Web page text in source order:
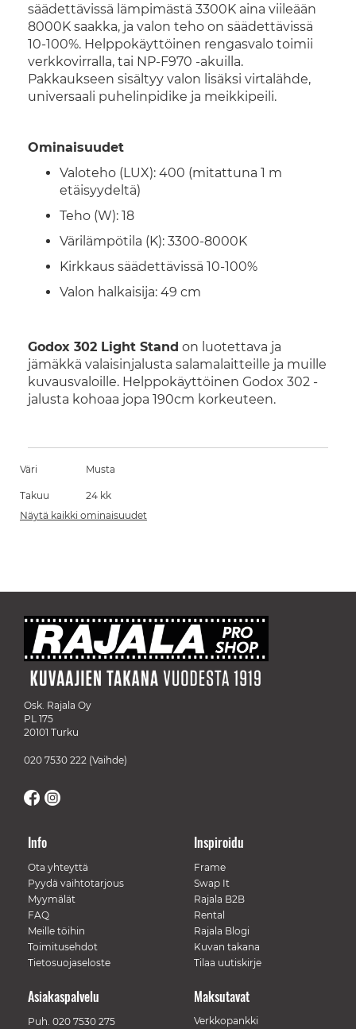
säädettävissä lämpimästä 3300K aina viileään
8000K saakka, ja valon teho on säädettävissä
10-100%. Helppokäyttöinen rengasvalo toimii
verkkovirralla, tai NP-F970 -akuilla.
Pakkaukseen sisältyy valon lisäksi virtalähde,
universaali puhelinpidike ja meikkipeili.
Ominaisuudet
Valoteho (LUX): 400 (mitattuna 1 m
etäisyydeltä)
Teho (W): 18
Värilämpötila (K): 3300-8000K
Kirkkaus säädettävissä 10-100%
Valon halkaisija: 49 cm
Godox 302 Light Stand on luotettava ja
jämäkkä valaisinjalusta salamalaitteille ja muille
kuvausvaloille. Helppokäyttöinen Godox 302 -
jalusta kohoaa jopa 190cm korkeuteen.
Väri Musta
Takuu
24 kk
Näytä kaikki ominaisuudet
Osk. Rajala Oy
PL 175
20101 Turku
020 7530 222 (Vaihde)
Info
Ota yhteyttä
Pyydä vaihtotarjous
Myymälät
FAQ
Meille töihin
Toimitusehdot
Tietosuojaseloste
Inspiroidu
Frame
Swap It
Rajala B2B
Rental
Rajala Blogi
Kuvan takana
Tilaa uutiskirje
Maksutavat
Verkkopankki
Asiakaspalvelu
Puh. 020 7530 275